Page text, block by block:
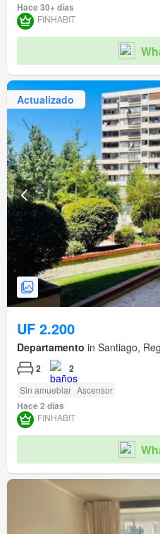
Hace 30+ días
FINHABIT
Actualizado
UF 2.200
Departamento in Santiago,
2 2
Sin amueblar Ascensor
Hace 2 días
FINHABIT